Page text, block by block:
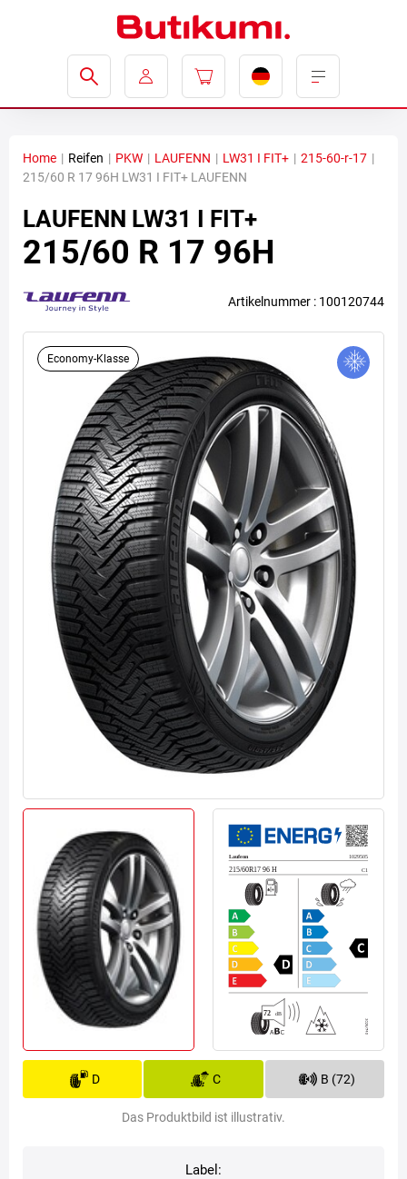
Economy-Klasse
D C B (72)
Das Produktbild ist illustrativ.
Home | Reifen | PKW | LAUFENN | LW31 I FIT+ | 215-60-r-17 |
215/60 R 17 96H LW31 I FIT+ LAUFENN
LAUFENN LW31 I FIT+
215/60 R 17 96H
Artikelnummer : 100120744
Label: